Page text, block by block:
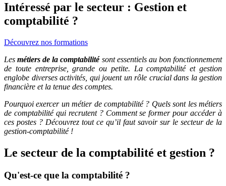
Intéressé par le secteur : Gestion et
comptabilité ?
Découvrez nos formations
Lesmétiers de la comptabilitésont essentiels au bon fonctionnement
de toute entreprise, grande ou petite. La comptabilité et gestion
englobe diverses activités, qui jouent un rôle crucial dans la gestion
financière et la tenue des comptes.
Pourquoi exercer un métier de comptabilité ? Quels sont les métiers
de comptabilité qui recrutent ? Comment se former pour accéder à
ces postes ? Découvrez tout ce qu’il faut savoir sur le secteur de la
gestion-comptabilité !
Le secteur de la comptabilité et gestion ?
Qu'est-ce que la comptabilité ?